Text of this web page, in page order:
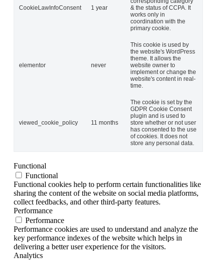
CookieLawInfoConsent 1 year
& the status of CCPA. It
works only in
coordination with the
primary cookie.
elementor never
This cookie is used by
the website's WordPress
theme. It allows the
website owner to
implement or change the
website's content in real-
time.
viewed_cookie_policy 11 months
The cookie is set by the
GDPR Cookie Consent
plugin and is used to
store whether or not user
has consented to the use
of cookies. It does not
store any personal data.
Functional
Functional
Functional cookies help to perform certain functionalities like
sharing the content of the website on social media platforms,
collect feedbacks, and other third-party features.
Performance
Performance
Performance cookies are used to understand and analyze the
key performance indexes of the website which helps in
delivering a better user experience for the visitors.
Analytics